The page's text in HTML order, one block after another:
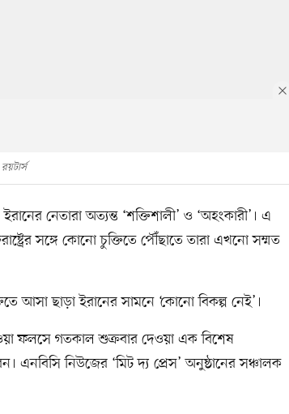
নেতারা অত্যন্ত ‘শক্তিশালী’ ও ‘অহংকারী’। এ
সঙ্গে কোনো চুক্তিতে পৌঁছাতে তারা এখনো সম্মত
আসা ছাড়া ইরানের সামনে ‘কোনো বিকল্প নেই’।
ফলসে গতকাল শুক্রবার দেওয়া এক বিশেষ
এনবিসি নিউজের ‘মিট দ্য প্রেস’ অনুষ্ঠানের সঞ্চালক